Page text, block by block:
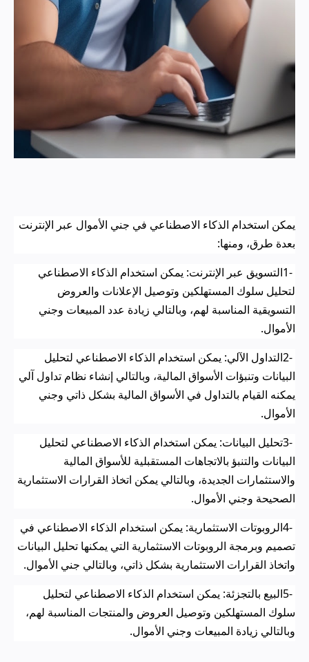
يمكن استخدام الذكاء الاصطناعي في جني الأموال عبر الإنترنت
بعدة طرق، ومنها:
1-التسويق عبر الإنترنت: يمكن استخدام الذكاء الاصطناعي
لتحليل سلوك المستهلكين وتوصيل الإعلانات والعروض
التسويقية المناسبة لهم، وبالتالي زيادة عدد المبيعات وجني
الأموال.
2-التداول الآلي: يمكن استخدام الذكاء الاصطناعي لتحليل
البيانات وتنبؤات الأسواق المالية، وبالتالي إنشاء نظام تداول آلي
يمكنه القيام بالتداول في الأسواق المالية بشكل ذاتي وجني
الأموال.
3-تحليل البيانات: يمكن استخدام الذكاء الاصطناعي لتحليل
البيانات والتنبؤ بالاتجاهات المستقبلية للأسواق المالية
والاستثمارات الجديدة، وبالتالي يمكن اتخاذ القرارات الاستثمارية
الصحيحة وجني الأموال.
4-الروبوتات الاستثمارية: يمكن استخدام الذكاء الاصطناعي في
تصميم وبرمجة الروبوتات الاستثمارية التي يمكنها تحليل البيانات
واتخاذ القرارات الاستثمارية بشكل ذاتي، وبالتالي جني الأموال.
5-البيع بالتجزئة: يمكن استخدام الذكاء الاصطناعي لتحليل
سلوك المستهلكين وتوصيل العروض والمنتجات المناسبة لهم،
وبالتالي زيادة المبيعات وجني الأموال.